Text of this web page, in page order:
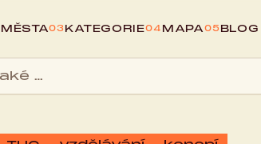
MĚSTA03 KATEGORIE04 MAPA05 BLOG
CBD vs THC: Jaké jsou hlavní rozdíly?